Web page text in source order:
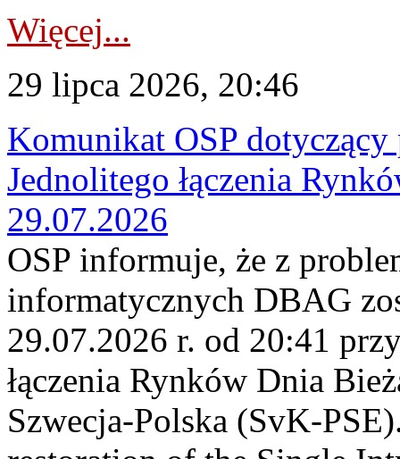
Więcej...
29 lipca 2026, 20:46
Komunikat OSP
Jednolitego łączenia
29.07.2026
OSP informuje, że z
informatycznych DBAG
29.07.2026 r. od 20:41
łączenia Rynków Dnia
Szwecja-Polska (SvK-